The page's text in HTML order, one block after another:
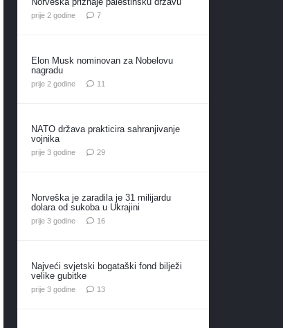
prije 2 godine 7komentara
Elon Musk nominovan za Nobelovu
nagradu
prije 2 godine 11
NATO država prakticira sahranjivanje
vojnika
prije 3 godine 29komentara
Norveška je zaradila je 31 milijardu
dolara od sukoba u Ukrajini
prije 3 godine 16komentara
Najveći svjetski bogataški fond bilježi
velike gubitke
prije 3 godine 13komentara